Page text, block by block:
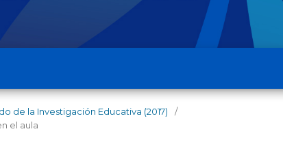
de la Investigación Educativa (2017)
/
el aula